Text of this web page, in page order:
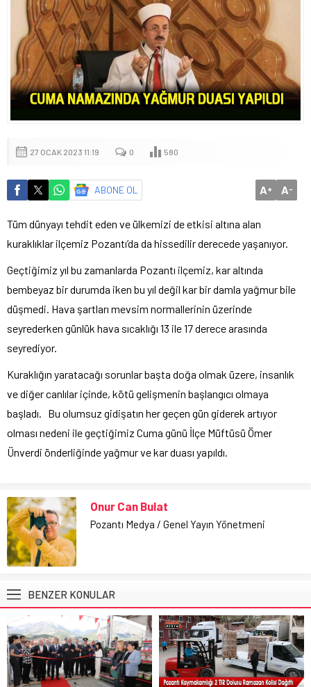
27 OCAK 2023 11:19 0 580
ABONE OL A+ A-
Tüm dünyayı tehdit eden ve ülkemizi de etkisi altına alan
kuraklıklar ilçemiz Pozantı’da da hissedilir derecede yaşanıyor.
Geçtiğimiz yıl bu zamanlarda Pozantı ilçemiz, kar altında
bembeyaz bir durumda iken bu yıl değil kar bir damla yağmur bile
düşmedi. Hava şartları mevsim normallerinin üzerinde
seyrederken günlük hava sıcaklığı 13 ile 17 derece arasında
seyrediyor.
Kuraklığın yaratacağı sorunlar başta doğa olmak üzere, insanlık
ve diğer canlılar içinde, kötü gelişmenin başlangıcı olmaya
başladı. Bu olumsuz gidişatın her geçen gün giderek artıyor
olması nedeni ile geçtiğimiz Cuma günü İlçe Müftüsü Ömer
Ünverdi önderliğinde yağmur ve kar duası yapıldı.
Onur Can Bulat
Pozantı Medya / Genel Yayın Yönetmeni
BENZER KONULAR